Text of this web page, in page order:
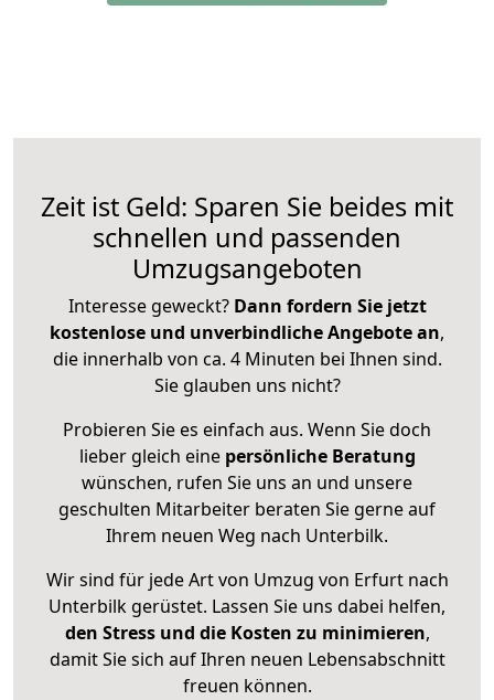
Zeit ist Geld: Sparen Sie beides mit
schnellen und passenden
Umzugsangeboten
Interesse geweckt? Dann fordern Sie jetzt
kostenlose und unverbindliche Angebote an,
die innerhalb von ca. 4 Minuten bei Ihnen sind.
Sie glauben uns nicht?
Probieren Sie es einfach aus. Wenn Sie doch
lieber gleich eine persönliche Beratung
wünschen, rufen Sie uns an und unsere
geschulten Mitarbeiter beraten Sie gerne auf
Ihrem neuen Weg nach Unterbilk.
Wir sind für jede Art von Umzug von Erfurt nach
Unterbilk gerüstet. Lassen Sie uns dabei helfen,
den Stress und die Kosten zu minimieren,
damit Sie sich auf Ihren neuen Lebensabschnitt
freuen können.